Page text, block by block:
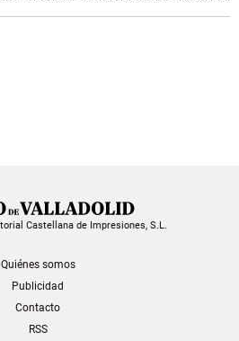
Castellana de Impresiones, S.L.
Quiénes somos
Publicidad
Contacto
RSS